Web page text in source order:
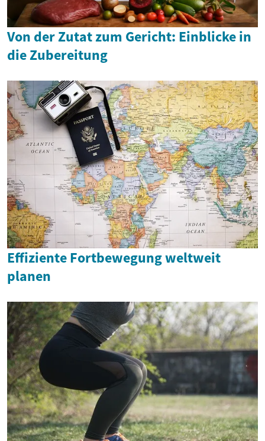
Von der Zutat zum Gericht: Einblicke in
die Zubereitung
Effiziente Fortbewegung weltweit
planen